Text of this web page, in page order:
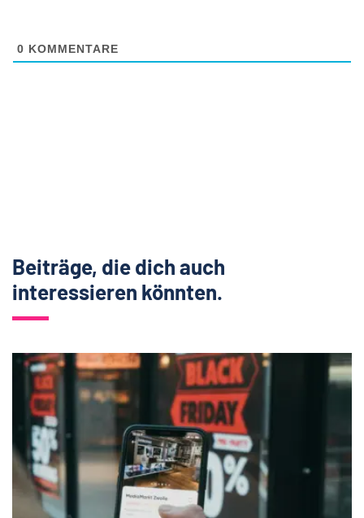
0 KOMMENTARE
Beiträge, die dich auch
interessieren könnten.